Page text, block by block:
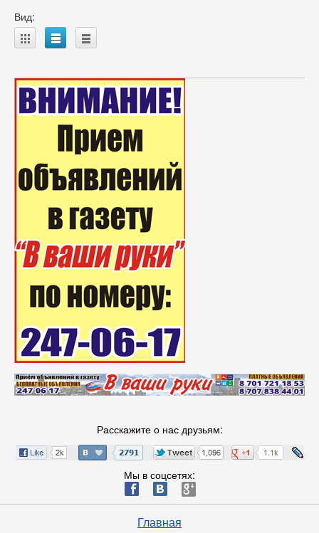
Вид:
A B C
Расскажите о нас друзьям:
Мы в соцсетях:
ä æ è
Главная